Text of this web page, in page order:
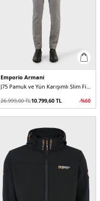
Emporio Armani
J75 Pamuk ve Yün Karışımlı Slim Fit Erkek Pantolon
26.999,00TL10.799,60 TL -%60